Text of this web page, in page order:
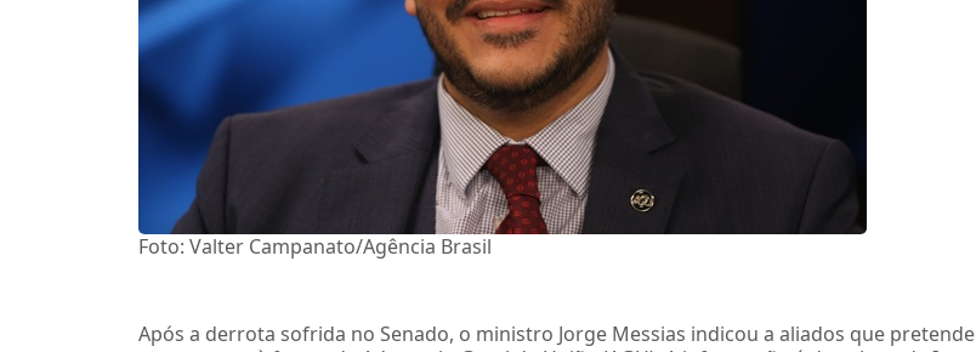
Foto: Valter Campanato/Agência Brasil
Após a derrota sofrida no Senado, o ministro Jorge Messias indicou a aliados que pretende